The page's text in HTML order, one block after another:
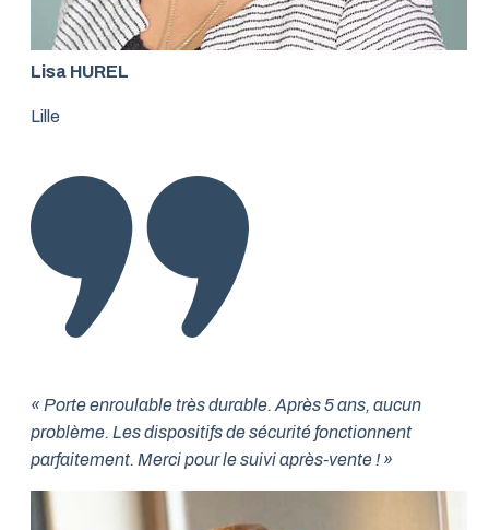
Lisa HUREL
Lille
« Porte enroulable très durable. Après 5 ans, aucun
problème. Les dispositifs de sécurité fonctionnent
parfaitement. Merci pour le suivi après-vente ! »